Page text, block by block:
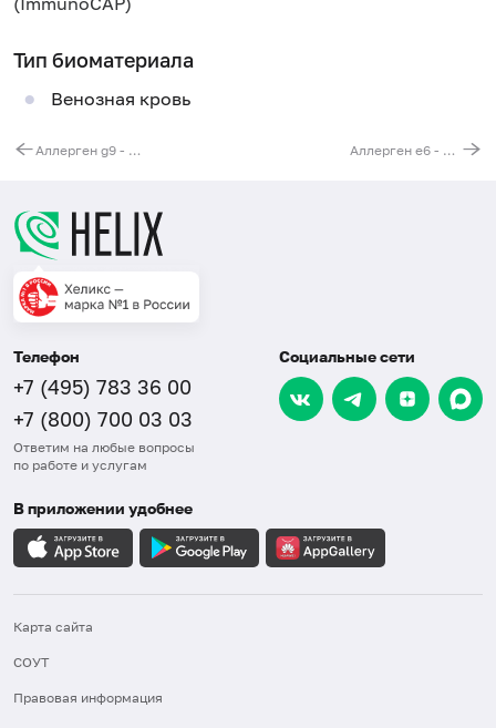
Тип биоматериала
Венозная кровь
Аллерген g9 - полевица, IgE (ImmunoCAP) Аллерген e6 - эпителий морской свинки, IgE (ImmunoCAP)
Телефон
+7 (495) 783 36 00
+7 (800) 700 03 03
Ответим на любые вопросы
по работе и услугам
Социальные сети
В приложении удобнее
Карта сайта
СОУТ
Правовая информация